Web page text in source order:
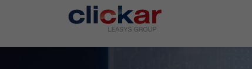
Salta al contenuto principale